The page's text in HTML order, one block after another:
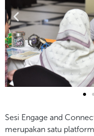
Sesi Engage and
merupakan satu